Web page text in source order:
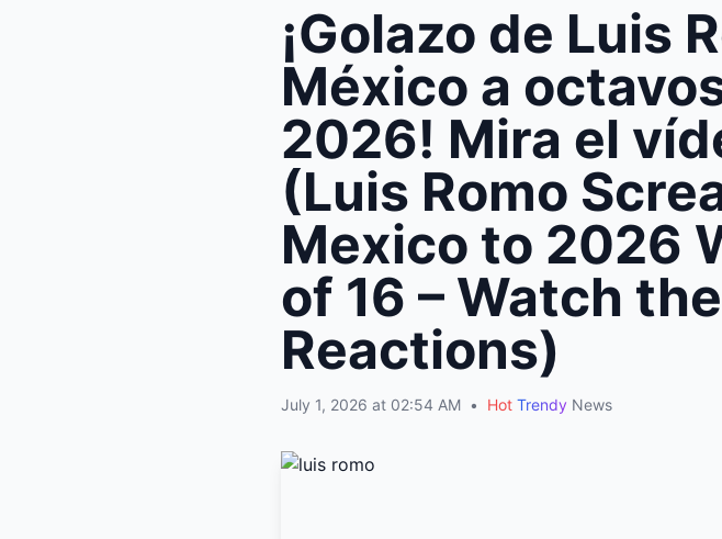
¡Golazo de Luis
México a
2026! Mira el
(Luis Romo
Mexico to 2026
of 16 – Watch
Reactions)
July 1, 2026 at 02:54 AM • Hot Trendy News